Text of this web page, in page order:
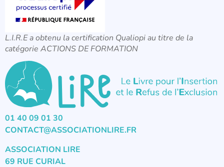
L.I.R.E a obtenu la certification Qualiopi au titre de la
catégorie ACTIONS DE FORMATION
01 40 09 01 30
CONTACT@ASSOCIATIONLIRE.FR
ASSOCIATION LIRE
69 RUE CURIAL